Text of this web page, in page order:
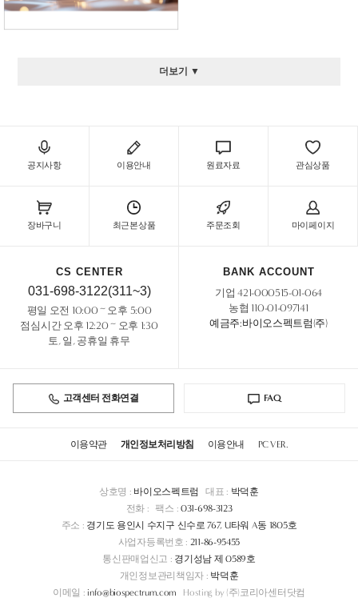
더보기 ▼
공지사항 이용안내 원료자료 관심상품
장바구니 최근본상품 주문조회 마이페이지
CS CENTER
031-698-3122(311~3)
평일 오전 10:00 ~ 오후 5:00
점심시간 오후 12:20 ~ 오후 1:30
토, 일, 공휴일 휴무
BANK ACCOUNT
기업 421-000515-01-064
농협 110-01-097141
예금주:바이오스펙트럼(주)
고객센터 전화연결 FAQ
이용약관 개인정보처리방침 이용안내 PC VER.
상호명 : 바이오스펙트럼 대표 : 박덕훈
전화 : 팩스 : 031-698-3123
주소 : 경기도 용인시 수지구 신수로 767, U타워 A동 1805호
사업자등록번호 : 211-86-95455
통신판매업신고 : 경기성남 제 0589호
개인정보관리책임자 : 박덕훈
이메일 : info@biospectrum.com Hosting by (주)코리아센터닷컴